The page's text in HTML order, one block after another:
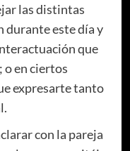
las distintas
durante este día y
que
o en ciertos
expresarte tanto
con la pareja